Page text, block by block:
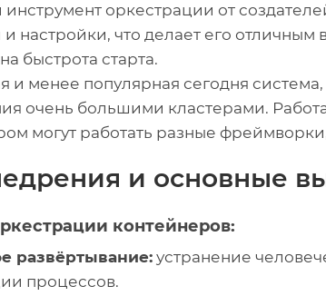
оркестрации от
и настройки, что делает его
быстрота старта.
и менее популярная сегодня
очень большими кластерами.
могут работать разные
и основные
контейнеров:
развёртывание: устранение
процессов.